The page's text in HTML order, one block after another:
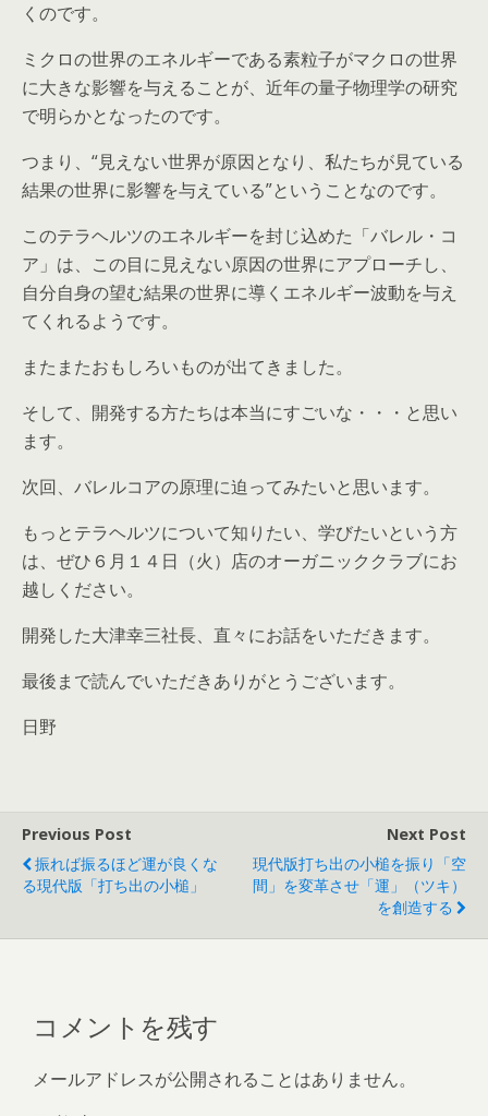
くのです。
ミクロの世界のエネルギーである素粒子がマクロの世界
に大きな影響を与えることが、近年の量子物理学の研究
で明らかとなったのです。
つまり、“見えない世界が原因となり、私たちが見ている
結果の世界に影響を与えている”ということなのです。
このテラヘルツのエネルギーを封じ込めた「バレル・コ
ア」は、この目に見えない原因の世界にアプローチし、
自分自身の望む結果の世界に導くエネルギー波動を与え
てくれるようです。
またまたおもしろいものが出てきました。
そして、開発する‭方たちは本当にすごいな・・・と思い
ます。
次回、バレルコアの原理に迫ってみたいと思います。
もっとテラヘルツについて知りたい、学びたいという方
は、ぜひ６月１４日（火）店のオーガニッククラブにお
越しください。
開発した大津幸三社長、直々にお話をいただきます。
最後まで読んでいただきありがとうございます。
日野
Previous Post
振れば振るほど運が良くな
る現代版「打ち出の小槌」
Next Post
現代版打ち出の小槌を振り「空
間」を変革させ「運」（ツキ）
を創造する
コメントを残す
メールアドレスが公開されることはありません。